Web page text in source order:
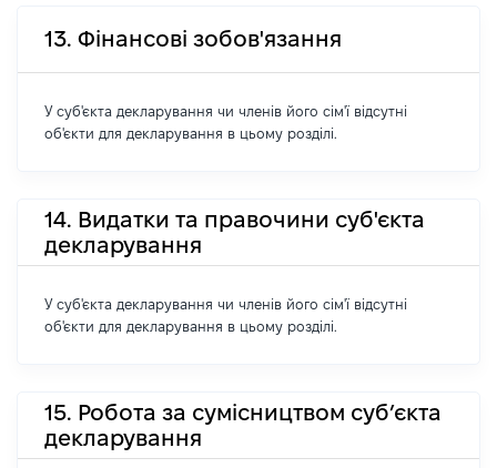
13. Фінансові зобов'язання
У суб'єкта декларування чи членів його сім'ї відсутні
об'єкти для декларування в цьому розділі.
14. Видатки та правочини суб'єкта
декларування
У суб'єкта декларування чи членів його сім'ї відсутні
об'єкти для декларування в цьому розділі.
15. Робота за сумісництвом суб’єкта
декларування